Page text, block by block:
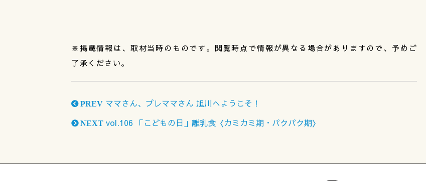
※掲載情報は、取材当時のものです。閲覧時点で情報が異なる場合がありますので、予めご
了承ください。
PREV ママさん、プレママさん 旭川へようこそ！
NEXT vol.106 「こどもの日」離乳食〈カミカミ期・パクパク期〉